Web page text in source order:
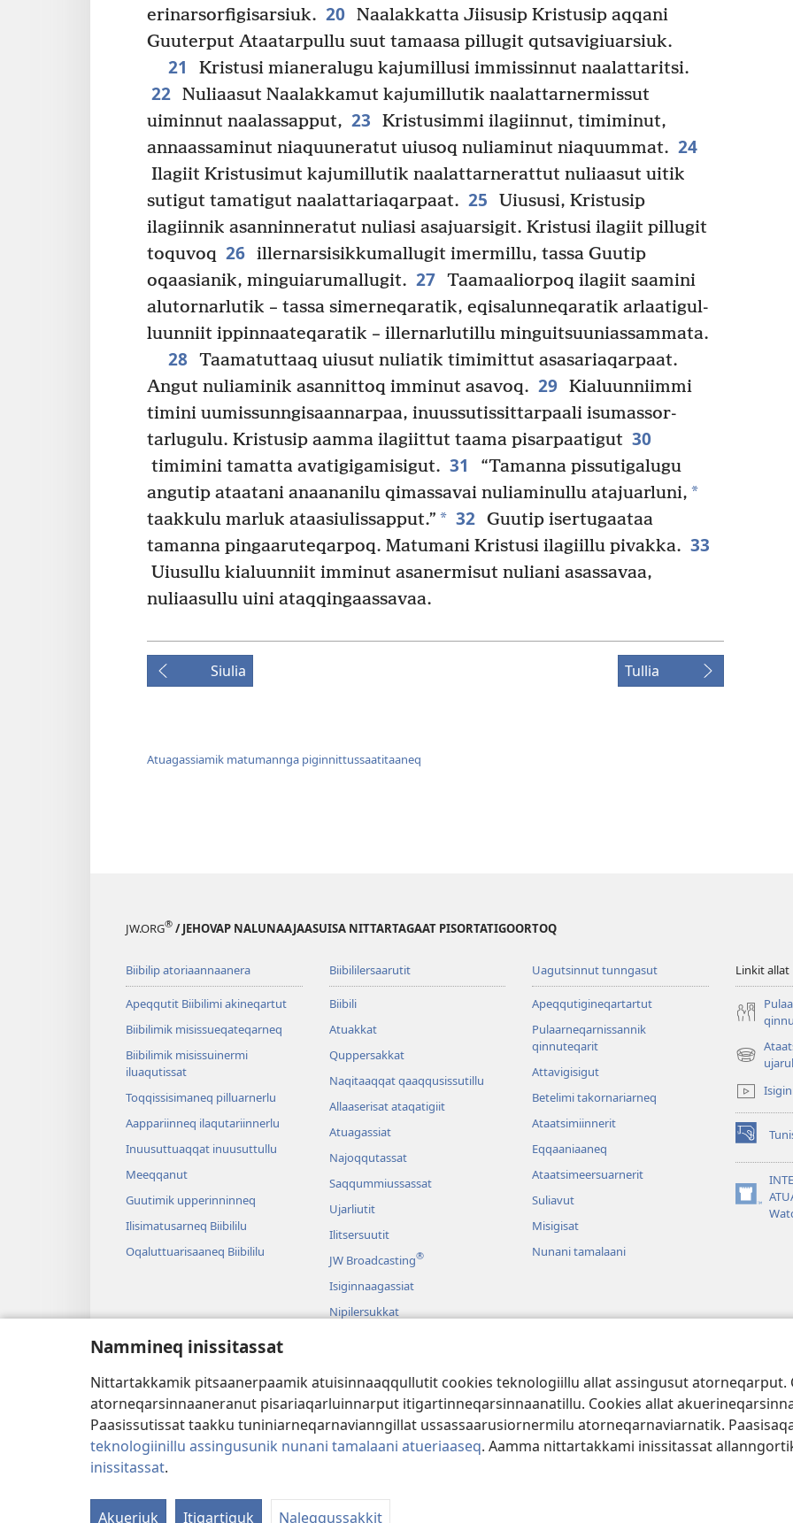
Nammineq inissitassat
Nittartakkamik pitsaanerpaamik atuisinnaaqqullutit cookies teknologiillu allat assingusut atorneqarput.
atorneqarsinnaaneranut pisariaqarluinnarput itigartinneqarsinnaanatillu. Cookies allat
Paasissutissat taakku tuniniarneqarnavianngillat ussassaarusiornermilu atorneqarnaviarnatik.
teknologiinillu assingusunik nunani tamalaani atueriaaseq. Aamma nittartakkami inissitassat
inissitassat.
Akueriuk Itigartiguk Naleqqussakkit
erinarsorfigisarsiuk. 20 Naalakkatta Jiisusip Kristusip aqqani
Guuterput Ataatarpullu suut tamaasa pillugit qutsavigiuarsiuk.
21 Kristusi mianeralugu kajumillusi immissinnut naalattaritsi.
22 Nuliaasut Naalakkamut kajumillutik naalattar­nermissut
uiminnut naalassapput, 23
Kristusimmi ilagiinnut, timiminut,
annaassaminut niaquuneratut uiusoq nuliaminut niaquummat. 24
Ilagiit Kristusimut kajumillutik naalattar­nerattut nuliaasut uitik
sutigut tamatigut naalattariaqarpaat. 25
Uiususi, Kristusip
ilagiinnik asannin­neratut nuliasi asajuarsigit. Kristusi ilagiit pillugit
toquvoq 26 illernarsisik­kumallugit imermillu, tassa Guutip
oqaasianik, minguiarumallugit. 27 Taamaaliorpoq ilagiit saamini
alutornarlutik – tassa simerneqaratik, eqisalun­neqaratik arlaatigul­
luunniit ippinnaateqaratik – illernarlutillu minguitsuunias­sammata.
28 Taamatuttaaq uiusut nuliatik timimittut asasariaqarpaat.
Angut nuliaminik asannittoq imminut asavoq. 29 Kialuunniimmi
timini uumissun­ngisaannarpaa, inuussutis­sittarpaali isumassor­
tarlugulu. Kristusip aamma ilagiittut taama pisarpaatigut 30
timimini tamatta avatigigamisigut. 31
“Tamanna pissutigalugu
angutip ataatani anaananilu qimassavai nuliaminullu atajuarluni, *
taakkulu marluk ataasiulissapput.” * 32 Guutip isertugaataa
tamanna pingaaruteqarpoq. Matumani Kristusi ilagiillu pivakka. 33
Uiusullu kialuunniit imminut asanermisut nuliani asassavaa,
nuliaasullu uini ataqqingaassavaa.
Siulia Tullia
Atuagassiamik matumannga piginnittussaatitaaneq
JW.ORG® / JEHOVAP NALUNAAJAASUISA NITTARTAGAAT PISORTATIGOORTOQ
Biibilip atoriaannaanera
Apeqqutit Biibilimi akineqartut
Biibilimik misis­sueqateqar­neq
Biibilimik misissuinermi
iluaqutissat
Toqqissisimaneq pilluarnerlu
Aappariinneq ilaqutariinnerlu
Inuusuttuaqqat inuusuttullu
Meeqqanut
Guutimik upperinninneq
Ilisimatusarneq Biibililu
Oqaluttuarisaaneq Biibililu
Biibililersaarutit
Biibili
Atuakkat
Quppersakkat
Naqitaaqqat qaaqqusissutillu
Allaaserisat ataqatigiit
Atuagassiat
Najoqqutassat
Saqqummiussassat
Ujarliutit
Ilitsersuutit
JW Broadcasting®
Isiginnaagassiat
Nipilersukkat
Pissanganarsaarilluni Biibilimik
atuaanerit
Uagutsinnut tunngasut
Apeqqutigineqartartut
Pulaarneqarnissannik
qinnuteqarit
Attavigisigut
Betelimi takornariarneq
Ataatsimiin­nerit
Eqqaaniaaneq
Ataatsimeersuarnerit
Suliavut
Misigisat
Nunani tamalaani
Linkit allat
(opens
window)
(opens
new
window)
(opens
Copyright